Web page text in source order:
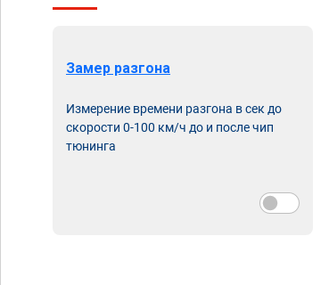
Замер разгона
Измерение времени разгона в сек до
скорости 0-100 км/ч до и после чип
тюнинга